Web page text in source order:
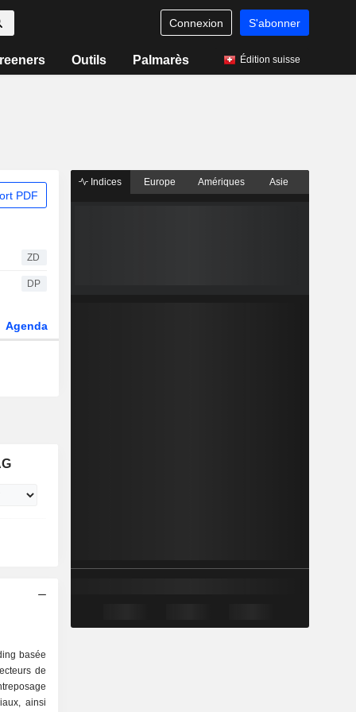
Connexion S'abonner
Outils Palmarès Édition suisse
PDF
ZD
DP
Agenda
basée
de
ainsi
Indices Europe Amériques Asie